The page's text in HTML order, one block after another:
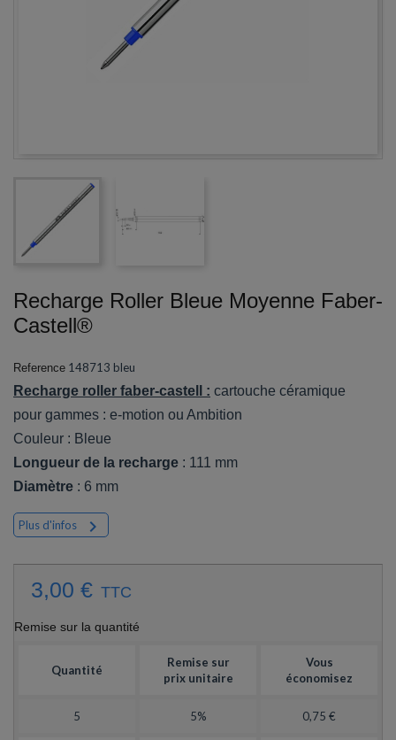
Recharge Roller Bleue Moyenne Faber-
Castell®
Reference 148713 bleu
Recharge roller faber-castell : cartouche céramique
pour gammes : e-motion ou Ambition
Couleur : Bleue
Longueur de la recharge : 111 mm
Diamètre : 6 mm
Plus d'infos 
3,00 € TTC
Remise sur la quantité
Quantité
Remise sur
prix unitaire
Vous
économisez
5 5% 0,75 €